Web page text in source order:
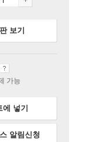
보기
가능
에 넣기
알림신청